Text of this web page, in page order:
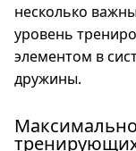
несколько
уровень
элементом в
дружины.